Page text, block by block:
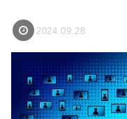
2024.09.28